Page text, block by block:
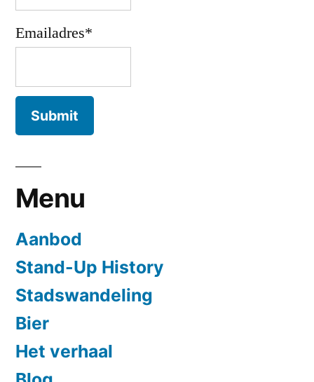
Emailadres*
Menu
Aanbod
Stand-Up History
Stadswandeling
Bier
Het verhaal